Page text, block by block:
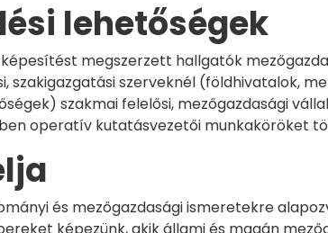
lehetőségek
megszerzett hallgatók
szakigazgatási szerveknél (földhivatalok,
szakmai felelősi, mezőgazdasági
operatív kutatásvezetői munkaköröket
és mezőgazdasági ismeretekre